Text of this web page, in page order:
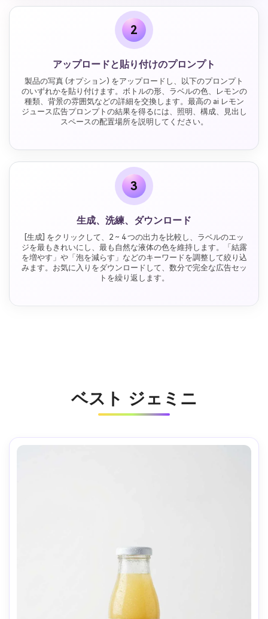
2
アップロードと貼り付けのプロンプト
製品の写真 (オプション) をアップロードし、以下のプロンプト
のいずれかを貼り付けます。ボトルの形、ラベルの色、レモンの
種類、背景の雰囲気などの詳細を交換します。最高の ai レモン
ジュース広告プロンプトの結果を得るには、照明、構成、見出し
スペースの配置場所を説明してください。
3
生成、洗練、ダウンロード
[生成] をクリックして、2 ~ 4 つの出力を比較し、ラベルのエッ
ジを最もきれいにし、最も自然な液体の色を維持します。「結露
を増やす」や「泡を減らす」などのキーワードを調整して絞り込
みます。お気に入りをダウンロードして、数分で完全な広告セッ
トを繰り返します。
ベスト ジェミニ